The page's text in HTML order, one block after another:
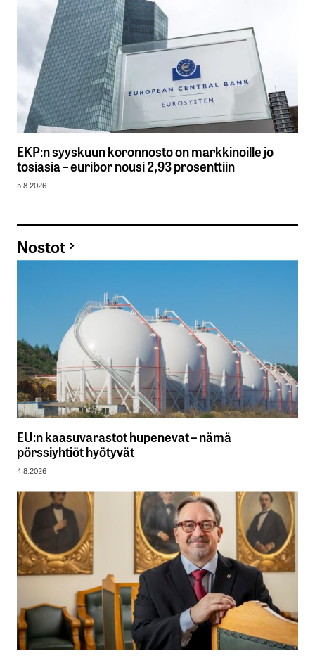
EKP:n syyskuun koronnosto on markkinoille jo
tosiasia – euribor nousi 2,93 prosenttiin
5.8.2026
Nostot
EU:n kaasuvarastot hupenevat – nämä
pörssiyhtiöt hyötyvät
4.8.2026